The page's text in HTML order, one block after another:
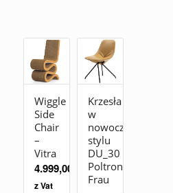
Wiggle
Side
Chair
–
Vitra
4.999,00
z Vat
Krzesła
w
nowoczesnym
stylu
DU_30
Poltrona
Frau